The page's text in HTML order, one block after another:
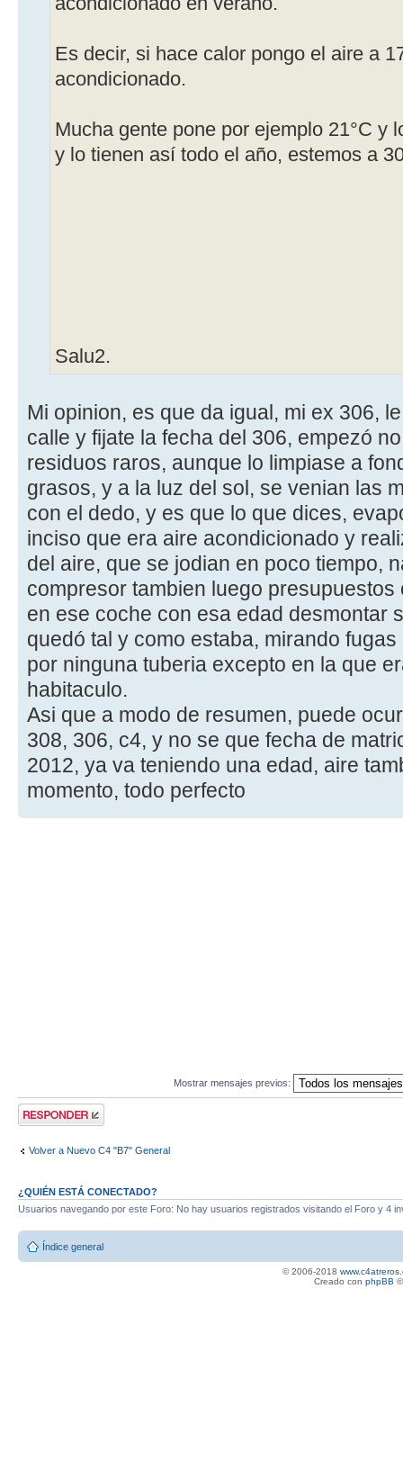
Es decir, si hace calor pongo el aire a
acondicionado.
Mucha gente pone por ejemplo 21°C y
y lo tienen así todo el año, estemos a
Salu2.
Mi opinion, es que da igual, mi ex 306,
calle y fijate la fecha del 306, empezó
residuos raros, aunque lo limpiase a
grasos, y a la luz del sol, se venian las
con el dedo, y es que lo que dices,
inciso que era aire acondicionado y
del aire, que se jodian en poco tiempo,
compresor tambien luego
en ese coche con esa edad desmontar
quedó tal y como estaba, mirando
por ninguna tuberia excepto en la que
habitaculo.
Asi que a modo de resumen, puede
308, 306, c4, y no se que fecha de
2012, ya va teniendo una edad, aire
momento, todo perfecto
Mostrar mensajes previos:
Publicar una
respuesta
Volver a Nuevo C4 "B7" General
¿QUIÉN ESTÁ CONECTADO?
Usuarios navegando por este Foro: No hay usuarios registrados visitando el Foro y 4
Índice general
© 2006-2018
Creado con phpBB